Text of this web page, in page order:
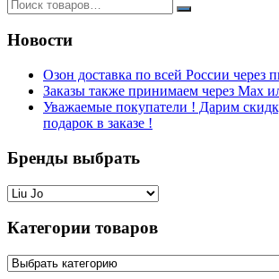
Новости
Озон доставка по всей России через
Заказы также принимаем через Max
Уважаемые покупатели ! Дарим
подарок в заказе !
Бренды выбрать
Категории товаров